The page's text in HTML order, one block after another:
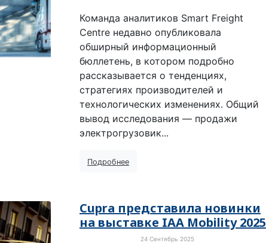
Команда аналитиков Smart Freight
Centre недавно опубликовала
обширный информационный
бюллетень, в котором подробно
рассказывается о тенденциях,
стратегиях производителей и
технологических изменениях. Общий
вывод исследования — продажи
электрогрузовик...
Подробнее
Cupra представила новинки
на выставке IAA Mobility 2025
24 Сентябрь 2025